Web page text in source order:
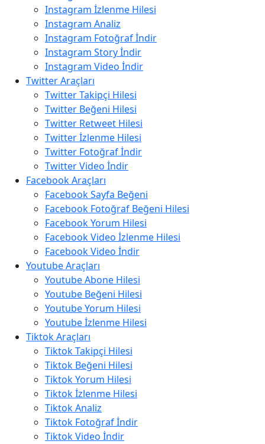
Instagram İzlenme Hilesi
Instagram Analiz
Instagram Fotoğraf İndir
Instagram Story İndir
Instagram Video İndir
Twitter Araçları
Twitter Takipçi Hilesi
Twitter Beğeni Hilesi
Twitter Retweet Hilesi
Twitter İzlenme Hilesi
Twitter Fotoğraf İndir
Twitter Video İndir
Facebook Araçları
Facebook Sayfa Beğeni
Facebook Fotoğraf Beğeni Hilesi
Facebook Yorum Hilesi
Facebook Video İzlenme Hilesi
Facebook Video İndir
Youtube Araçları
Youtube Abone Hilesi
Youtube Beğeni Hilesi
Youtube Yorum Hilesi
Youtube İzlenme Hilesi
Tiktok Araçları
Tiktok Takipçi Hilesi
Tiktok Beğeni Hilesi
Tiktok Yorum Hilesi
Tiktok İzlenme Hilesi
Tiktok Analiz
Tiktok Fotoğraf İndir
Tiktok Video İndir